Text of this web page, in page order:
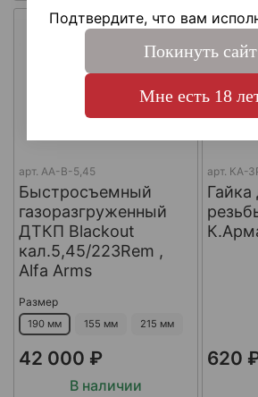
арт. AA-B-5,45
Быстросъемный
газоразгруженный
ДТКП Blackout
кал.5,45/223Rem ,
Alfa Arms
Размер
190 мм 155 мм 215 мм
42 000 ₽
В наличии
арт. КА-
620
Подтвердите, что вам
Покинуть сайт
Мне есть 18